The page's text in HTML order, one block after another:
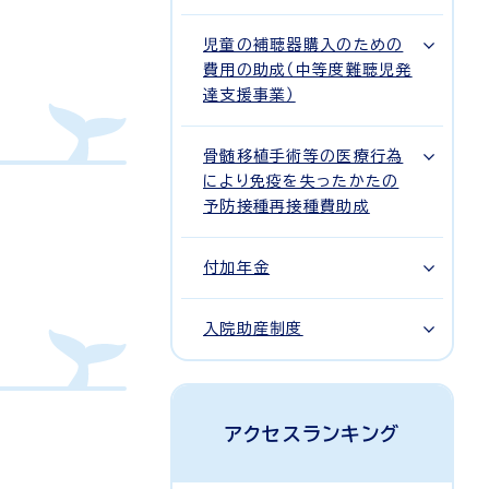
児童の補聴器購入のための
費用の助成（中等度難聴児発
達支援事業）
骨髄移植手術等の医療行為
により免疫を失ったかたの
予防接種再接種費助成
付加年金
入院助産制度
アクセスランキング